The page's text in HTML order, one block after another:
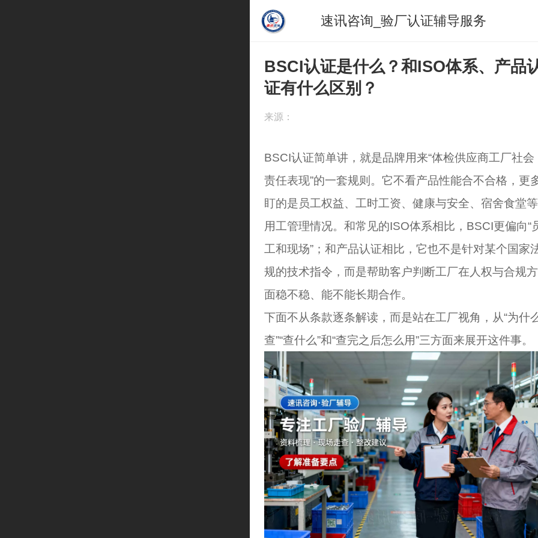
速讯咨询_验厂认证辅导服务
BSCI认证是什么？和ISO体系、产品
证有什么区别？
来源：
BSCI认证简单讲，就是品牌用来“体检供应商工厂社会
责任表现”的一套规则。它不看产品性能合不合格，更
盯的是员工权益、工时工资、健康与安全、宿舍食堂等
用工管理情况。和常见的ISO体系相比，BSCI更偏向“
工和现场”；和产品认证相比，它也不是针对某个国家
规的技术指令，而是帮助客户判断工厂在人权与合规方
面稳不稳、能不能长期合作。
下面不从条款逐条解读，而是站在工厂视角，从“为什
查”“查什么”和“查完之后怎么用”三方面来展开这件事。